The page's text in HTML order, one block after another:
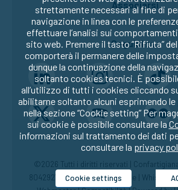
Associarsi
Seguici su:
©2026 Tutti i diritti riservati |
80429270582 |Privacy|Cookie
strettamente necessari al fine di
navigazione in linea con le
effettuare l’analisi sui
sito web. Premere il tasto “Rifiuta”
comporterà il permanere delle
dunque la continuazione della
soltanto cookies tecnici. È
all’utilizzo di tutti i cookies cliccando
abilitarne soltanto alcuni esprimendo
nella sezione “Cookie setting” Per
sui cookie è possibile consultare la
informazioni sul trattamento dei dati
consultare la privacy
Cookie settings